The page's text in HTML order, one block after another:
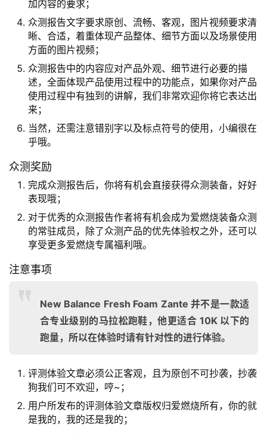
加内容的要求；
众测报告文字要求原创、流畅、客观，图片视频要求清
晰、合适，着重体现产品整体、细节方面以及场景使用
方面的图片视频；
众测报告中的内容应对产品外观、细节进行必要的描
述，全面体现产品使用过程中的功能点，如果你对产品
使用过程中有独到的讲解，我们非常欢迎你将它表达出
来；
当然，还需注意错别字以及标点符号的使用，小编很在
乎哦。
众测奖励
完成众测报告后，你将有机会直接获得众测装备，好好
表现哦；
对于优秀的众测报告作者将有机会成为爱燃烧装备众测
的常驻成员，除了众测产品的优先体验权之外，还可以
享受更多爱燃烧专属福利哦。
注意事项
New Balance Fresh Foam Zante 并不是一款适
合专业级别的马拉松跑鞋，他更适合 10K 以下的
跑量，所以在体验时请有针对性的进行体验。
评测体验文章必须公正客观，且为原创不可抄袭，抄袭
狗我们可不欢迎，哼~；
用户所发布的评测体验文章版权归爱燃烧所有，你的就
是我的，我的还是我的；